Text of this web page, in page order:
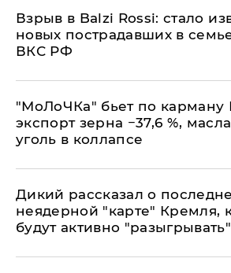
Взрыв в Balzi Rossi: стало
новых пострадавших в
ВКС РФ
​"МоЛоЧКа" бьет по карману
экспорт зерна −37,6 %,
уголь в коллапсе
Дикий рассказал о
неядерной "карте" Кремля,
будут активно "разыгрывать"